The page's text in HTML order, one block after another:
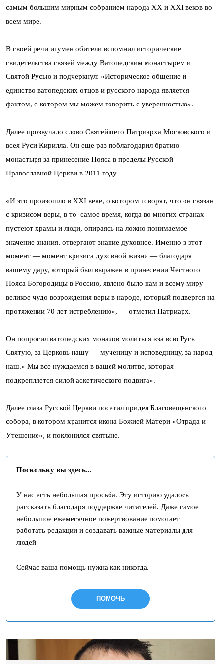
самым большим мирным собранием народа XX и XXI веков во
всем мире.
В своей речи игумен обители вспомнил исторические
свидетельства связей между Ватопедским монастырем и
Святой Русью и подчеркнул: «Историческое общение и
единство ватопедских отцов и русского народа является
фактом, о котором мы можем говорить с уверенностью».
Далее прозвучало слово Святейшего Патриарха Московского и
всея Руси Кирилла. Он еще раз поблагодарил братию
монастыря за принесение Пояса в пределы Русской
Православной Церкви в 2011 году.
«И это произошло в XXI веке, о котором говорят, что он связан
с кризисом веры, в то самое время, когда во многих странах
пустеют храмы и люди, опираясь на ложно понимаемое
значение знания, отвергают знание духовное. Именно в этот
момент — момент кризиса духовной жизни — благодаря
вашему дару, который был выражен в принесении Честного
Пояса Богородицы в Россию, явлено было нам и всему миру
великое чудо возрождения веры в народе, который подвергся на
протяжении 70 лет истреблению», — отметил Патриарх.
Он попросил ватопедских монахов молиться «за всю Русь
Святую, за Церковь нашу — мученицу и исповедницу, за народ
наш.» Мы все нуждаемся в вашей молитве, которая
подкрепляется силой аскетического подвига».
Далее глава Русской Церкви посетил придел Благовещенского
собора, в котором хранится икона Божией Матери «Отрада и
Утешение», и поклонился святыне.
Поскольку вы здесь...
У нас есть небольшая просьба. Эту историю удалось
рассказать благодаря поддержке читателей. Даже самое
небольшое ежемесячное пожертвование помогает
работать редакции и создавать важные материалы для
людей.
Сейчас ваша помощь нужна как никогда.
ПОМОЧЬ